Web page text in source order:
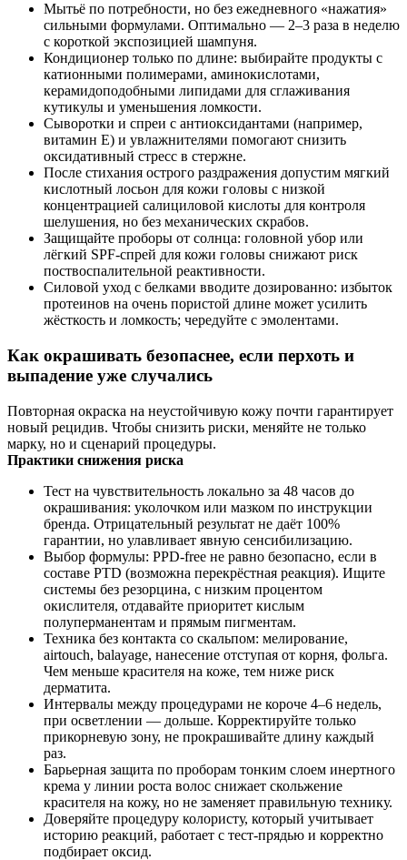
Мытьё по потребности, но без ежедневного «нажатия»
сильными формулами. Оптимально — 2–3 раза в неделю
с короткой экспозицией шампуня.
Кондиционер только по длине: выбирайте продукты с
катионными полимерами, аминокислотами,
керамидоподобными липидами для сглаживания
кутикулы и уменьшения ломкости.
Сыворотки и спреи с антиоксидантами (например,
витамин Е) и увлажнителями помогают снизить
оксидативный стресс в стержне.
После стихания острого раздражения допустим мягкий
кислотный лосьон для кожи головы с низкой
концентрацией салициловой кислоты для контроля
шелушения, но без механических скрабов.
Защищайте проборы от солнца: головной убор или
лёгкий SPF-спрей для кожи головы снижают риск
поствоспалительной реактивности.
Силовой уход с белками вводите дозированно: избыток
протеинов на очень пористой длине может усилить
жёсткость и ломкость; чередуйте с эмолентами.
Как окрашивать безопаснее, если перхоть и
выпадение уже случались
Повторная окраска на неустойчивую кожу почти гарантирует
новый рецидив. Чтобы снизить риски, меняйте не только
марку, но и сценарий процедуры.
Практики снижения риска
Тест на чувствительность локально за 48 часов до
окрашивания: уколочком или мазком по инструкции
бренда. Отрицательный результат не даёт 100%
гарантии, но улавливает явную сенсибилизацию.
Выбор формулы: PPD‑free не равно безопасно, если в
составе PTD (возможна перекрёстная реакция). Ищите
системы без резорцина, с низким процентом
окислителя, отдавайте приоритет кислым
полуперманентам и прямым пигментам.
Техника без контакта со скальпом: мелирование,
airtouch, balayage, нанесение отступая от корня, фольга.
Чем меньше красителя на коже, тем ниже риск
дерматита.
Интервалы между процедурами не короче 4–6 недель,
при осветлении — дольше. Корректируйте только
прикорневую зону, не прокрашивайте длину каждый
раз.
Барьерная защита по проборам тонким слоем инертного
крема у линии роста волос снижает скольжение
красителя на кожу, но не заменяет правильную технику.
Доверяйте процедуру колористу, который учитывает
историю реакций, работает с тест-прядью и корректно
подбирает оксид.